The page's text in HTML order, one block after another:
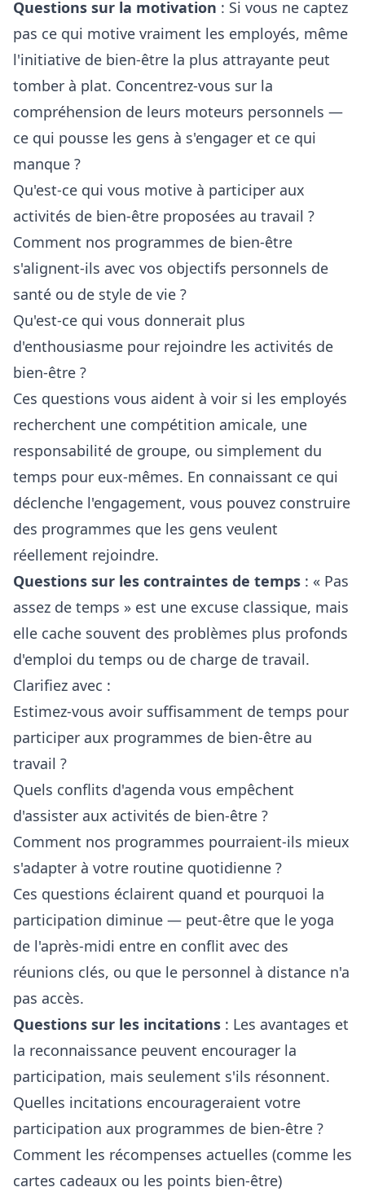
Questions sur la motivation : Si vous ne captez
pas ce qui motive vraiment les employés, même
l'initiative de bien-être la plus attrayante peut
tomber à plat. Concentrez-vous sur la
compréhension de leurs moteurs personnels —
ce qui pousse les gens à s'engager et ce qui
manque ?
Qu'est-ce qui vous motive à participer aux
activités de bien-être proposées au travail ?
Comment nos programmes de bien-être
s'alignent-ils avec vos objectifs personnels de
santé ou de style de vie ?
Qu'est-ce qui vous donnerait plus
d'enthousiasme pour rejoindre les activités de
bien-être ?
Ces questions vous aident à voir si les employés
recherchent une compétition amicale, une
responsabilité de groupe, ou simplement du
temps pour eux-mêmes. En connaissant ce qui
déclenche l'engagement, vous pouvez construire
des programmes que les gens veulent
réellement rejoindre.
Questions sur les contraintes de temps : « Pas
assez de temps » est une excuse classique, mais
elle cache souvent des problèmes plus profonds
d'emploi du temps ou de charge de travail.
Clarifiez avec :
Estimez-vous avoir suffisamment de temps pour
participer aux programmes de bien-être au
travail ?
Quels conflits d'agenda vous empêchent
d'assister aux activités de bien-être ?
Comment nos programmes pourraient-ils mieux
s'adapter à votre routine quotidienne ?
Ces questions éclairent quand et pourquoi la
participation diminue — peut-être que le yoga
de l'après-midi entre en conflit avec des
réunions clés, ou que le personnel à distance n'a
pas accès.
Questions sur les incitations : Les avantages et
la reconnaissance peuvent encourager la
participation, mais seulement s'ils résonnent.
Quelles incitations encourageraient votre
participation aux programmes de bien-être ?
Comment les récompenses actuelles (comme les
cartes cadeaux ou les points bien-être)